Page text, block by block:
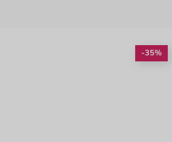
-35%